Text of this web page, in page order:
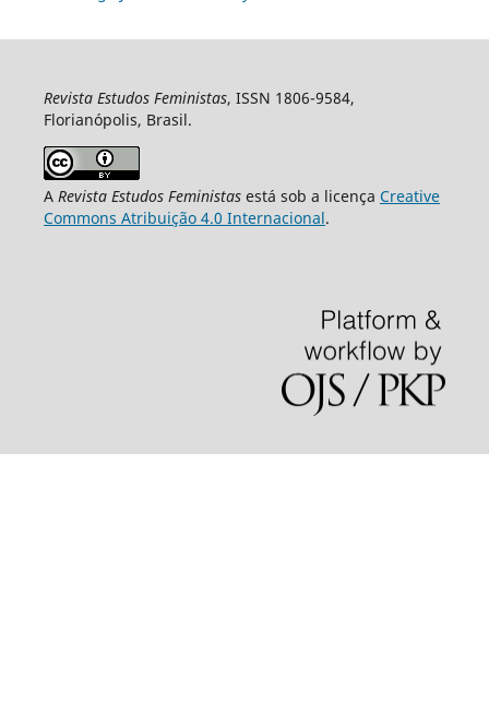
Revista Estudos Feministas, ISSN 1806-9584,
Florianópolis, Brasil.
A Revista Estudos Feministasestá sob a licença Creative
Commons Atribuição 4.0 Internacional.